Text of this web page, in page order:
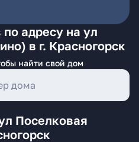
адресу на ул
в г. Красногорск
найти свой дом
Поселковая